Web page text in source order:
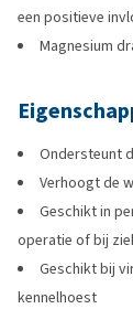
een positieve
Magnesium
Ondersteunt
Verhoogt de
Geschikt in
operatie of bij
Geschikt bij
kennelhoest